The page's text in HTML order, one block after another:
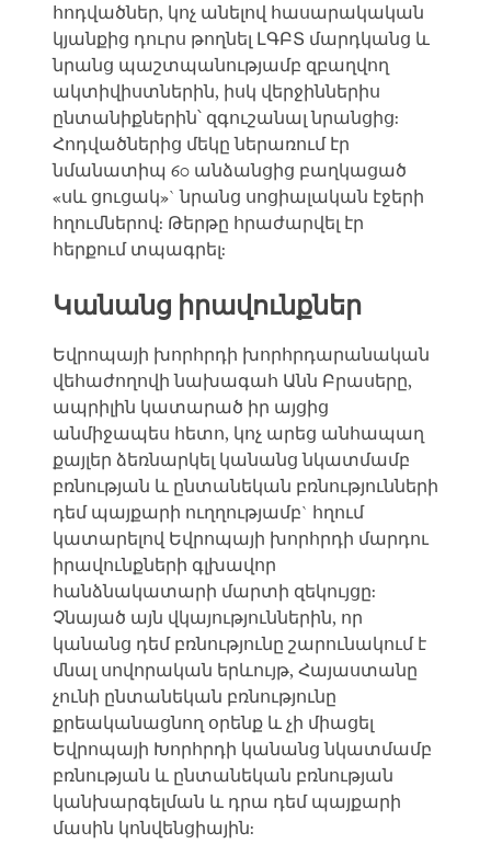
հոդվածներ, կոչ անելով հասարակական
կյանքից դուրս թողնել ԼԳԲՏ մարդկանց և
նրանց պաշտպանությամբ զբաղվող
ակտիվիստներին, իսկ վերջիններիս
ընտանիքներին՝ զգուշանալ նրանցից:
Հոդվածներից մեկը ներառում էր
նմանատիպ 60 անձանցից բաղկացած
«սև ցուցակ»` նրանց սոցիալական էջերի
հղումներով: Թերթը հրաժարվել էր
հերքում տպագրել:
Կանանց իրավունքներ
Եվրոպայի խորհրդի խորհրդարանական
վեհաժողովի նախագահ Անն Բրասերը,
ապրիլին կատարած իր այցից
անմիջապես հետո, կոչ արեց անհապաղ
քայլեր ձեռնարկել կանանց նկատմամբ
բռնության և ընտանեկան բռնությունների
դեմ պայքարի ուղղությամբ` հղում
կատարելով Եվրոպայի խորհրդի մարդու
իրավունքների գլխավոր
հանձնակատարի մարտի զեկույցը:
Չնայած այն վկայություններին, որ
կանանց դեմ բռնությունը շարունակում է
մնալ սովորական երևույթ, Հայաստանը
չունի ընտանեկան բռնությունը
քրեականացնող օրենք և չի միացել
Եվրոպայի Խորհրդի կանանց նկատմամբ
բռնության և ընտանեկան բռնության
կանխարգելման և դրա դեմ պայքարի
մասին կոնվենցիային: